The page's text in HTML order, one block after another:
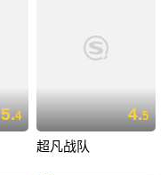
5.4 4.5
超凡战队